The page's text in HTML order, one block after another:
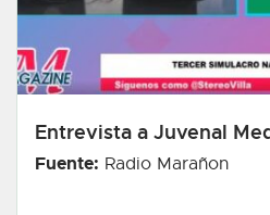
Entrevista a Juvenal
Fuente: Radio Marañon